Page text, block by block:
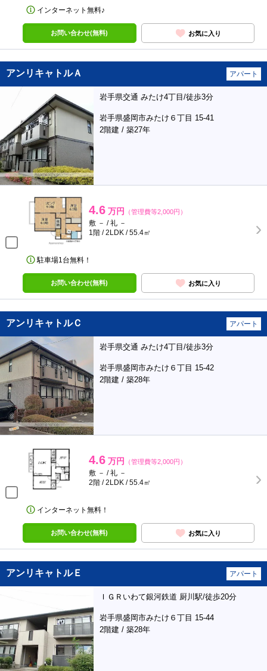
インターネット無料♪
お問い合わせ(無料) お気に入り
アンリキャトルＡ アパート
岩手県交通 みたけ4丁目/徒歩3分
岩手県盛岡市みたけ６丁目 15-41
2階建 / 築27年
4.6 万円 （管理費等2,000円）
敷 － / 礼 －
1階 / 2LDK / 55.4㎡
駐車場1台無料！
お問い合わせ(無料) お気に入り
アンリキャトルＣ アパート
岩手県交通 みたけ4丁目/徒歩3分
岩手県盛岡市みたけ６丁目 15-42
2階建 / 築28年
4.6 万円 （管理費等2,000円）
敷 － / 礼 －
2階 / 2LDK / 55.4㎡
インターネット無料！
お問い合わせ(無料) お気に入り
アンリキャトルＥ アパート
ＩＧＲいわて銀河鉄道 厨川駅/徒歩20分
岩手県盛岡市みたけ６丁目 15-44
2階建 / 築28年